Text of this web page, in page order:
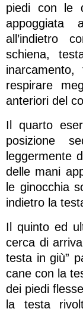
piedi con le
all’indietro
schiena,
respirare
anteriori del
Il quarto
posizione
leggermente
delle mani
le ginocchia
indietro la
Il quinto ed
cerca di
testa in giù”
cane con la
dei piedi
la testa